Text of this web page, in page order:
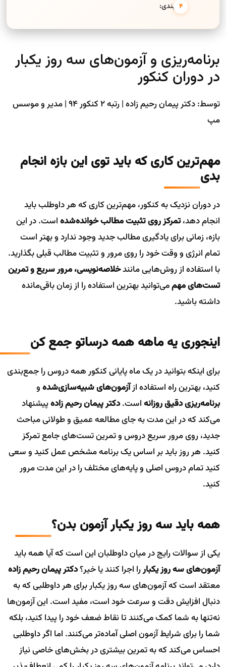
جمع‌بندی:
برنامه‌ریزی و آزمون‌های سه روز یکبار
در دوران کنکور
توسط: دکتر پیمان رحیم زاده | رتبه ۲ کنکور ۹۴ | مدیر و موسس
مپ
مهم‌ترین کاری که باید توی این بازه انجام
بدی
در دوران نزدیک به کنکور، مهم‌ترین کاری که هر داوطلب باید
انجام دهد،تمرکز روی تثبیت مطالب خوانده‌شدهاست. در این
بازه، زمانی برای یادگیری مطالب جدید وجود ندارد و بهتر است
تمام انرژی و وقت خود را روی مرور و تثبیت مطالب قبلی بگذارید.
با استفاده از روش‌هایی مانندخلاصه‌نویسی، مرور سریع و تمرین
تست‌های مهممی‌توانید بهترین استفاده را از زمان باقی‌مانده
داشته باشید.
اینجوری یه ماهه همه درساتو جمع کن
برای اینکه بتوانید در یک ماه پایانی کنکور همه دروس را جمع‌بندی
کنید، بهترین راه استفاده ازآزمون‌های شبیه‌سازی‌شدهو
برنامه‌ریزی دقیق روزانهاست.دکتر پیمان رحیم زادهپیشنهاد
می‌کند که در این مدت به جای مطالعه عمیق و طولانی مباحث
جدید، روی مرور سریع دروس و تمرین تست‌های جامع تمرکز
کنید. هر روز باید بر اساس یک برنامه مشخص عمل کنید و سعی
کنید تمام دروس اصلی و پایه‌های مختلف را در این مدت مرور
کنید.
همه باید سه روز یکبار آزمون بدن؟
یکی از سوالات رایج در میان داوطلبان این است که آیا همه باید
آزمون‌های سه روز یکباررا اجرا کنند یا خیر؟دکتر پیمان رحیم زاده
معتقد است که آزمون‌های سه روز یکبار برای هر داوطلبی که به
دنبال افزایش دقت و سرعت خود است، مفید است. این آزمون‌ها
نه‌تنها به شما کمک می‌کنند تا نقاط ضعف خود را پیدا کنید، بلکه
شما را برای شرایط آزمون اصلی آماده‌تر می‌کنند. اما اگر داوطلبی
احساس می‌کند که به تمرین بیشتری در بخش‌های خاصی نیاز